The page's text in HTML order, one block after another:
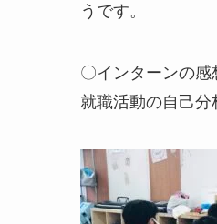
うです。
〇インターンの
就職活動の自己分